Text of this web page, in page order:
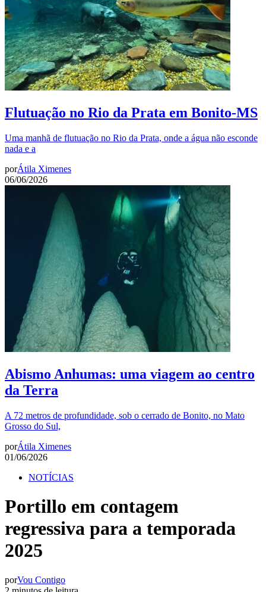
Flutuação no Rio da Prata em Bonito-MS
Uma manhã de flutuação no Rio da Prata, onde a água não esconde
nada e a
porÁtila Ximenes
06/06/2026
Abismo Anhumas: uma viagem ao centro
da Terra
A 72 metros de profundidade, sob o cerrado de Bonito, no Mato
Grosso do Sul,
porÁtila Ximenes
01/06/2026
NOTÍCIAS
Portillo em contagem
regressiva para a temporada
2025
porVou Contigo